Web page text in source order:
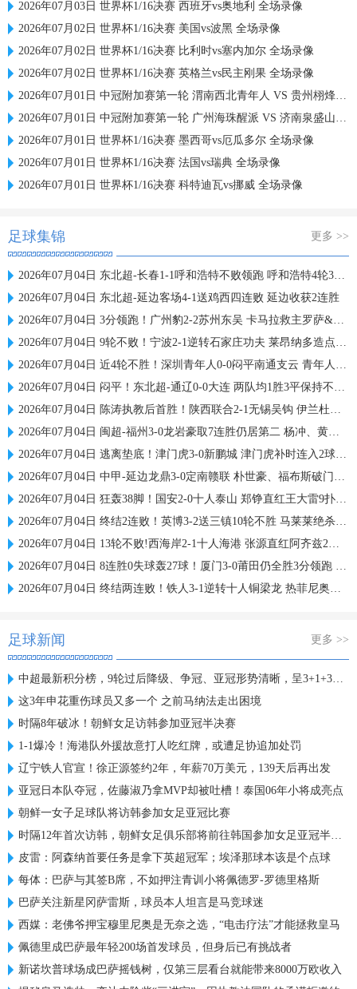
2026年07月03日 世界杯1/16决赛 西班牙vs奥地利 全场录像
2026年07月02日 世界杯1/16决赛 美国vs波黑 全场录像
2026年07月02日 世界杯1/16决赛 比利时vs塞内加尔 全场录像
2026年07月02日 世界杯1/16决赛 英格兰vs民主刚果 全场录像
2026年07月01日 中冠附加赛第一轮 渭南西北青年人 VS 贵州栩烽棠 全场录像
2026年07月01日 中冠附加赛第一轮 广州海珠醒派 VS 济南泉盛山大 全场录像
2026年07月01日 世界杯1/16决赛 墨西哥vs厄瓜多尔 全场录像
2026年07月01日 世界杯1/16决赛 法国vs瑞典 全场录像
2026年07月01日 世界杯1/16决赛 科特迪瓦vs挪威 全场录像
足球集锦 更多 >>
2026年07月04日 东北超-长春1-1呼和浩特不败领跑 呼和浩特4轮3平1负仍不胜
2026年07月04日 东北超-延边客场4-1送鸡西四连败 延边收获2连胜
2026年07月04日 3分领跑！广州豹2-2苏州东吴 卡马拉救主罗萨&埃斯特雷拉世界波
2026年07月04日 9轮不败！宁波2-1逆转石家庄功夫 莱昂纳多造点+点射刘洋制胜
2026年07月04日 近4轮不胜！深圳青年人0-0闷平南通支云 青年人仍中甲第2支云第3
2026年07月04日 闷平！东北超-通辽0-0大连 两队均1胜3平保持不败 大连遭三连平
2026年07月04日 陈涛执教后首胜！陕西联合2-1无锡吴钩 伊兰杜斯特双响+绝杀
2026年07月04日 闽超-福州3-0龙岩豪取7连胜仍居第二 杨冲、黄伟杰、李宇豪破门
2026年07月04日 逃离垫底！津门虎3-0新鹏城 津门虎补时连入2球 积分平三镇升第15
2026年07月04日 中甲-延边龙鼎3-0定南赣联 朴世豪、福布斯破门乔瓦尼造点+点射
2026年07月04日 狂轰38脚！国安2-0十人泰山 郑铮直红王大雷9扑救塞鸟+林良铭破门
2026年07月04日 终结2连败！英博3-2送三镇10轮不胜 马莱莱绝杀 卡迪斯传射难救主
2026年07月04日 13轮不败!西海岸2-1十人海港 张源直红阿齐兹2助攻VAR吹掉双方4球
2026年07月04日 8连胜0失球轰27球！厦门3-0莆田仍全胜3分领跑 刘鑫岳超级世界波
2026年07月04日 终结两连败！铁人3-1逆转十人铜梁龙 热菲尼奥双响恩加德乌染红
足球新闻 更多 >>
中超最新积分榜，9轮过后降级、争冠、亚冠形势清晰，呈3+1+3格局
这3年申花重伤球员又多一个 之前马纳法走出困境
时隔8年破冰！朝鲜女足访韩参加亚冠半决赛
1-1爆冷！海港队外援故意打人吃红牌，或遭足协追加处罚
辽宁铁人官宣！徐正源签约2年，年薪70万美元，139天后再出发
亚冠日本队夺冠，佐藤淑乃拿MVP却被吐槽！泰国06年小将成亮点
朝鲜一女子足球队将访韩参加女足亚冠比赛
时隔12年首次访韩，朝鲜女足俱乐部将前往韩国参加女足亚冠半决赛
皮雷：阿森纳首要任务是拿下英超冠军；埃泽那球本该是个点球
每体：巴萨与其签B席，不如押注青训小将佩德罗-罗德里格斯
巴萨关注新星冈萨雷斯，球员本人坦言是马竞球迷
西媒：老佛爷押宝穆里尼奥是无奈之选，“电击疗法”才能拯救皇马
佩德里成巴萨最年轻200场首发球员，但身后已有挑战者
新诺坎普球场成巴萨摇钱树，仅第三层看台就能带来8000万欧收入